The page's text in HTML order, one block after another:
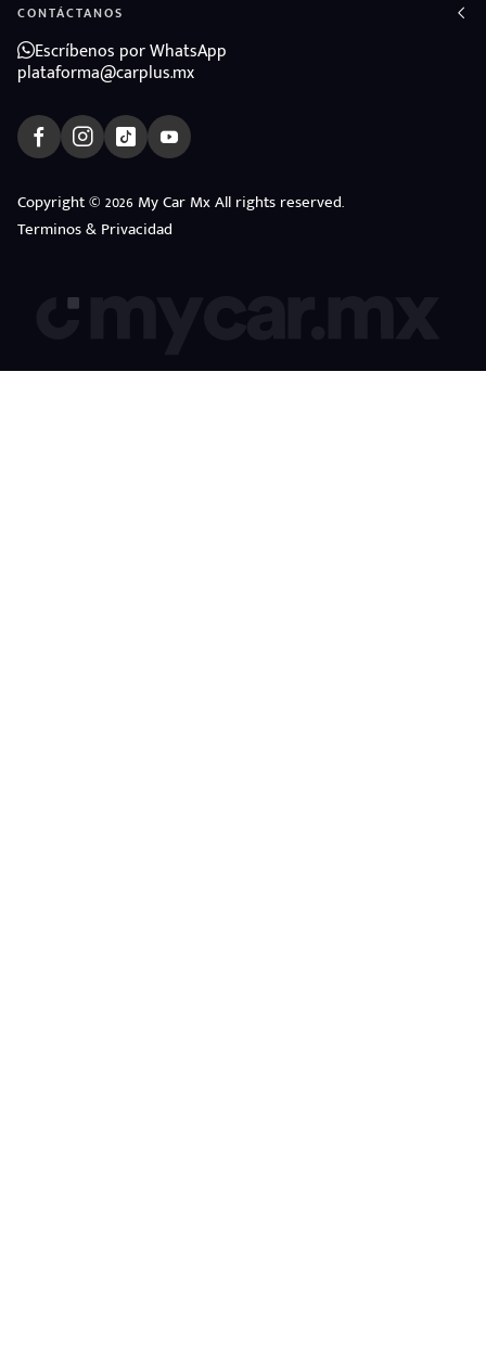
CONTÁCTANOS
Escríbenos por WhatsApp
plataforma@carplus.mx
Copyright © 2026 My Car Mx All rights reserved.
Terminos & Privacidad